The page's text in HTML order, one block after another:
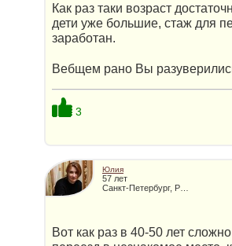
Как раз таки возраст
дети уже большие, стаж для
заработан.
Вебщем рано Вы
3
Юлия
57 лет
Вот как раз в 40-50 лет